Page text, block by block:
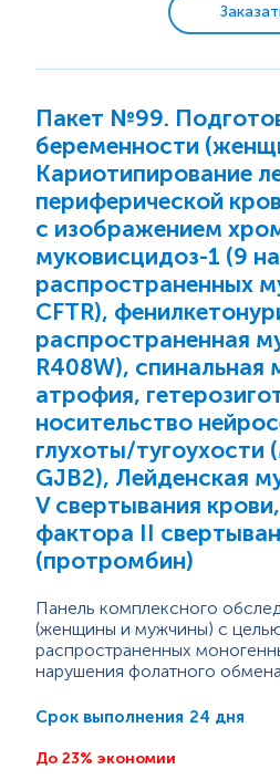
Муковисцидоз
HLA-типирование.
Цитогенетическое исследование. FISH-
метод
Комплексные
Бактериологические
Микробиологическая
Цитологические
Гистологические
Микроэлементы и
Пакет №99.
беременности
Кариотипирование
периферической
с изображением
муковисцидоз-1 (9
распространенных
CFTR),
распространенная
R408W), спинальная
атрофия,
носительство
глухоты/тугоухости
GJB2), Лейденская
V свертывания
фактора II
(протромбин)
Панель комплексного
(женщины и мужчины) с
распространенных
нарушения фолатного
Срок выполнения 24 дня
До 23% экономии